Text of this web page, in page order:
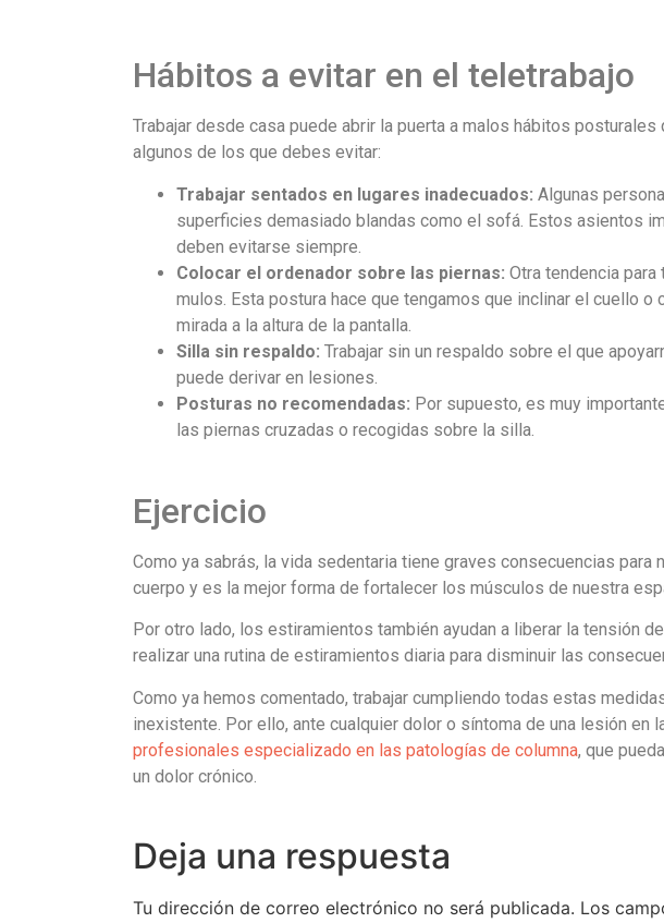
Hábitos a evitar en el teletrabajo
Trabajar desde casa puede abrir la puerta a malos hábitos
algunos de los que debes evitar:
Trabajar sentados en lugares inadecuados: Algunas
superficies demasiado blandas como el sofá. Estos asientos
deben evitarse siempre.
Colocar el ordenador sobre las piernas: Otra tendencia
mulos. Esta postura hace que tengamos que inclinar el cuello
mirada a la altura de la pantalla.
Silla sin respaldo: Trabajar sin un respaldo sobre el que
puede derivar en lesiones.
Posturas no recomendadas: Por supuesto, es muy
las piernas cruzadas o recogidas sobre la silla.
Ejercicio
Como ya sabrás, la vida sedentaria tiene graves consecuencias
cuerpo y es la mejor forma de fortalecer los músculos de nuestra
Por otro lado, los estiramientos también ayudan a liberar la tensión
realizar una rutina de estiramientos diaria para disminuir las
Como ya hemos comentado, trabajar cumpliendo todas estas
inexistente. Por ello, ante cualquier dolor o síntoma de una lesión en
profesionales especializado en las patologías de columna, que
un dolor crónico.
Deja una respuesta
Tu dirección de correo electrónico no será publicada. Los